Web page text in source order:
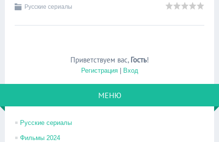
Русские сериалы
Приветствуем вас, Гость!
Регистрация| Вход
МЕНЮ
Русские сериалы
Фильмы 2024